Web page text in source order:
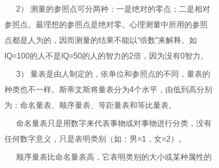
2） 测量的参照点可分两种：一是绝对的零点；二是相对
参照点。最理想的参照点是绝对零。心理测量中所用的参照
点都是人为的，因而测量的结果不能以“倍数”来解释。如
IQ=100的人不是IQ=50的人的智力的2倍，因为没有0智力。
3） 量表是由人制定的，依单位和参照点的不同，量表的
种类也不一样。斯蒂文斯将量表分为4个水平，由低到高分别
为：命名量表、顺序量表、等距量表和等比量表。
命名量表只是用数字来代表事物或对事物进行分类，没有
任何数字意义，只是表明类别（如：男=1，女=2）。
顺序量表比命名量表高，它表明类别的大小或某种属性的